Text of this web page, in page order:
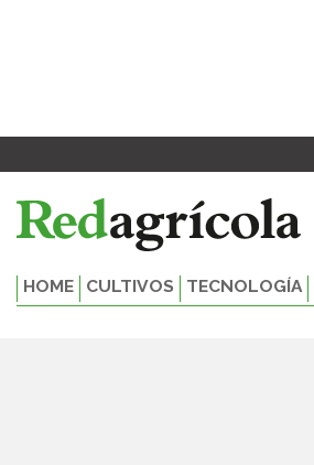
HOME CULTIVOS TECNOLOGÍA